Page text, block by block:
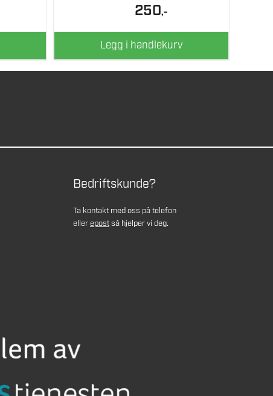
250,-
Legg i handlekurv
Bedriftskunde?
Ta kontakt med oss på telefon
ellerepostså hjelper vi deg.